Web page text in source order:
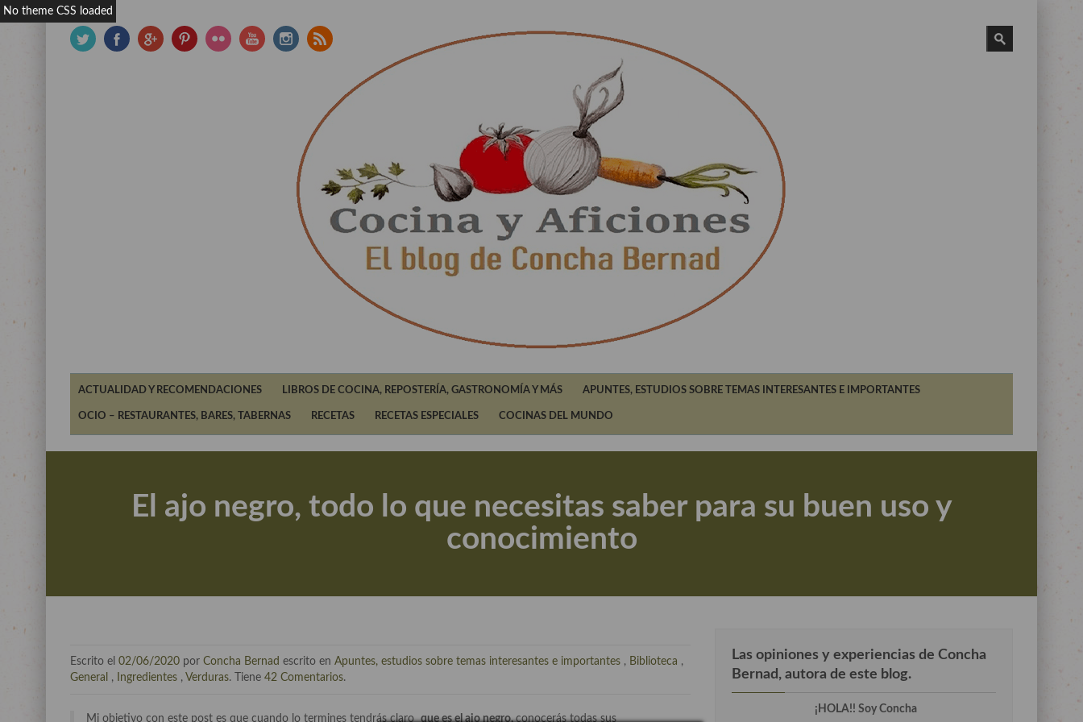
ACTUALIDAD Y RECOMENDACIONES LIBROS DE COCINA, REPOSTERÍA, GASTRONOMÍA Y MÁS APUNTES, ESTUDIOS SOBRE TEMAS INTERESANTES E IMPORTANTES
OCIO – RESTAURANTES, BARES, TABERNAS RECETAS RECETAS ESPECIALES COCINAS DEL MUNDO
El ajo negro, todo lo que necesitas saber para su buen uso y
conocimiento
Escrito el 02/06/2020 por Concha Bernad escrito en Apuntes, estudios sobre temas interesantes e importantes , Biblioteca ,
General
, Ingredientes , Verduras. Tiene 42 Comentarios.
Mi objetivo con este post es que cuando lo termines tendrás claroque es el ajo negro,conocerás todas sus
Las opiniones y experiencias de Concha
Bernad, autora de este blog.
¡HOLA!! Soy Concha
No theme CSS loaded